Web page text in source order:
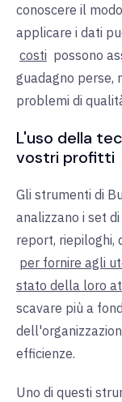
conoscere il
applicare i dati
costi possono
guadagno perse,
problemi di
L'uso della
vostri profitti
Gli strumenti di
analizzano i set
report, riepiloghi,
per fornire agli
stato della loro
scavare più a
efficienze.
Uno di questi